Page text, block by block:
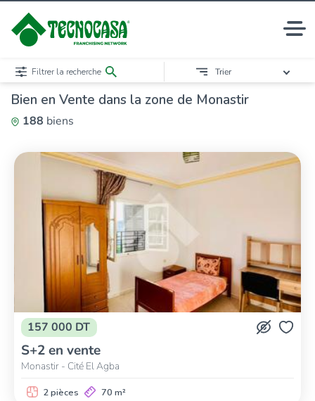
Bien en Vente dans la zone de Monastir
188 biens
Filtrer la recherche Trier
157 000 DT
S+2 en vente
Monastir - Cité El Agba
2 pièces 70 m²